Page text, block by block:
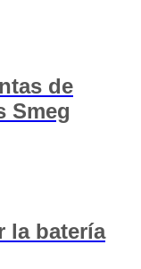
de
Smeg
la batería